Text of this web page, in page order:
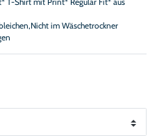
im Wäschetrockner